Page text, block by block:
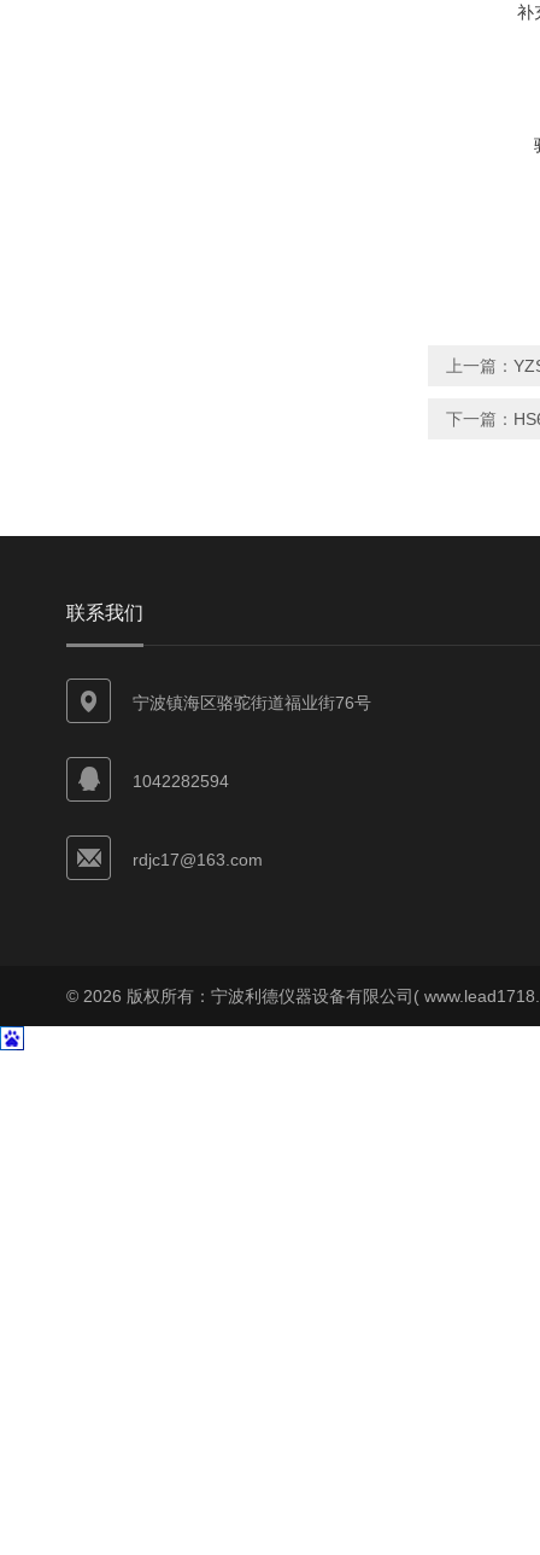
补
上一篇：
下一篇：
联系我们
宁波镇海区骆驼街道福业街76号
1042282594
rdjc17@163.com
© 2026 版权所有：宁波利德仪器设备有限公司(